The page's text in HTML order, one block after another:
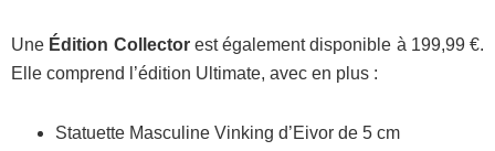
Une Édition Collectorest également disponible à 199,99 €.
Elle comprend l’édition Ultimate, avec en plus :
Statuette Masculine Vinking d’Eivor de 5 cm